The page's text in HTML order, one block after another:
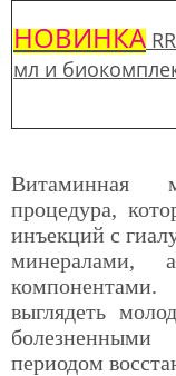
НОВИНКА
мл и
Витаминная
процедура,
инъекций с
минералами,
выглядеть
периодом